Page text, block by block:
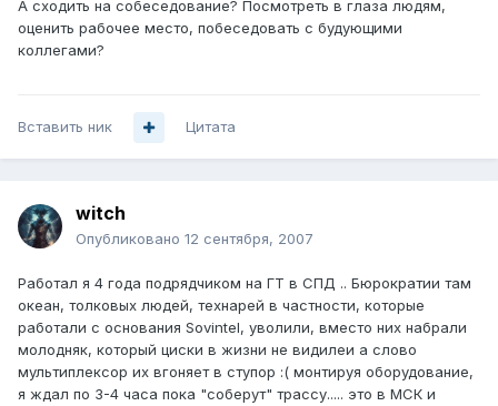
А сходить на собеседование? Посмотреть в глаза людям,
оценить рабочее место, побеседовать с будующими
коллегами?
Вставить ник Цитата
witch
Опубликовано 12 сентября, 2007
Работал я 4 года подрядчиком на ГТ в СПД .. Бюрократии там
океан, толковых людей, технарей в частности, которые
работали с основания Sovintel, уволили, вместо них набрали
молодняк, который циски в жизни не видилеи а слово
мультиплексор их вгоняет в ступор :( монтируя оборудование,
я ждал по 3-4 часа пока "соберут" трассу..... это в МСК и